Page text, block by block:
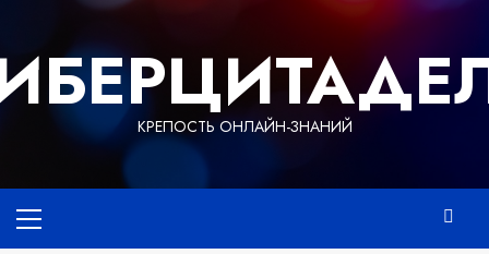
содержимому
КРЕПОСТЬ ОНЛАЙН-ЗНАНИЙ
меню